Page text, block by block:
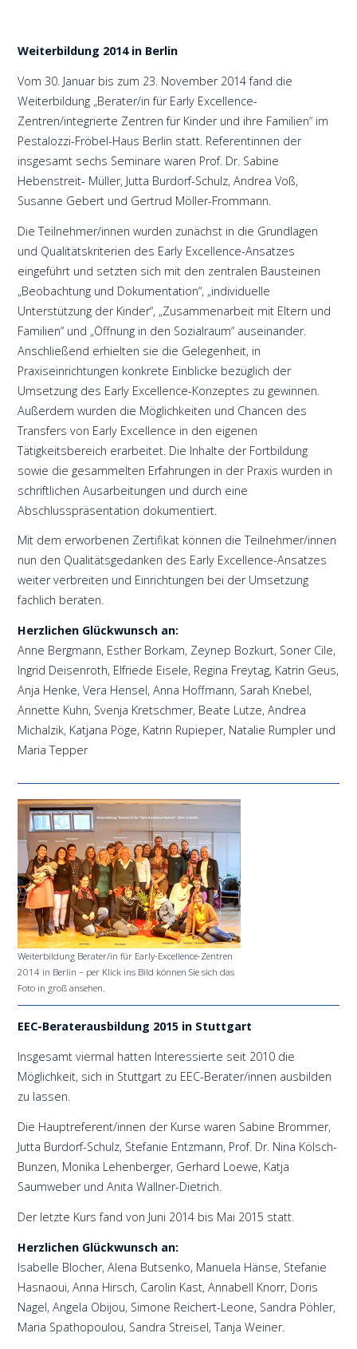
Weiterbildung 2014 in Berlin
Vom 30. Januar bis zum 23. November 2014 fand die
Weiterbildung „Berater/in für Early Excellence-
Zentren/integrierte Zentren für Kinder und ihre Familien“ im
Pestalozzi-Fröbel-Haus Berlin statt. Referentinnen der
insgesamt sechs Seminare waren Prof. Dr. Sabine
Hebenstreit- Müller, Jutta Burdorf-Schulz, Andrea Voß,
Susanne Gebert und Gertrud Möller-Frommann.
Die Teilnehmer/innen wurden zunächst in die Grundlagen
und Qualitätskriterien des Early Excellence-Ansatzes
eingeführt und setzten sich mit den zentralen Bausteinen
„Beobachtung und Dokumentation“, „individuelle
Unterstützung der Kinder“, „Zusammenarbeit mit Eltern und
Familien“ und „Öffnung in den Sozialraum“ auseinander.
Anschließend erhielten sie die Gelegenheit, in
Praxiseinrichtungen konkrete Einblicke bezüglich der
Umsetzung des Early Excellence-Konzeptes zu gewinnen.
Außerdem wurden die Möglichkeiten und Chancen des
Transfers von Early Excellence in den eigenen
Tätigkeitsbereich erarbeitet. Die Inhalte der Fortbildung
sowie die gesammelten Erfahrungen in der Praxis wurden in
schriftlichen Ausarbeitungen und durch eine
Abschlusspräsentation dokumentiert.
Mit dem erworbenen Zertifikat können die Teilnehmer/innen
nun den Qualitätsgedanken des Early Excellence-Ansatzes
weiter verbreiten und Einrichtungen bei der Umsetzung
fachlich beraten.
Herzlichen Glückwunsch an:
Anne Bergmann, Esther Borkam, Zeynep Bozkurt, Soner Cile,
Ingrid Deisenroth, Elfriede Eisele, Regina Freytag, Katrin Geus,
Anja Henke, Vera Hensel, Anna Hoffmann, Sarah Knebel,
Annette Kuhn, Svenja Kretschmer, Beate Lutze, Andrea
Michalzik, Katjana Pöge, Katrin Rupieper, Natalie Rumpler und
Maria Tepper
Weiterbildung Berater/in für Early-Excellence-Zentren
2014 in Berlin – per Klick ins Bild können Sie sich das
Foto in groß ansehen.
EEC-Beraterausbildung 2015 in Stuttgart
Insgesamt viermal hatten Interessierte seit 2010 die
Möglichkeit, sich in Stuttgart zu EEC-Berater/innen ausbilden
zu lassen.
Die Hauptreferent/innen der Kurse waren Sabine Brommer,
Jutta Burdorf-Schulz, Stefanie Entzmann, Prof. Dr. Nina Kölsch-
Bunzen, Monika Lehenberger, Gerhard Loewe, Katja
Saumweber und Anita Wallner-Dietrich.
Der letzte Kurs fand von Juni 2014 bis Mai 2015 statt.
Herzlichen Glückwunsch an:
Isabelle Blocher, Alena Butsenko, Manuela Hänse, Stefanie
Hasnaoui, Anna Hirsch, Carolin Kast, Annabell Knorr, Doris
Nagel, Angela Obijou, Simone Reichert-Leone, Sandra Pöhler,
Maria Spathopoulou, Sandra Streisel, Tanja Weiner.